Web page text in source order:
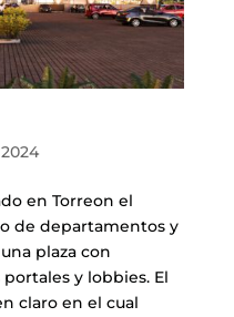
en Torreon el
de departamentos y
plaza con
y lobbies. El
claro en el cual